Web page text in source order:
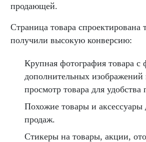
продающей.
Страница товара спроектирована
получили высокую конверсию:
Крупная фотография товара с
дополнительных
просмотр товара для удобства
Похожие товары и аксессуары
продаж.
Стикеры на товары, акции,